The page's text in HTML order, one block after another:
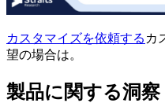
カスタマイズを依頼する カ
望の場合は。
製品に関する洞察